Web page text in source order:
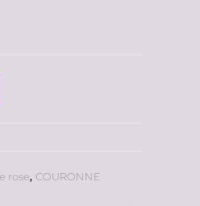
rose, COURONNE